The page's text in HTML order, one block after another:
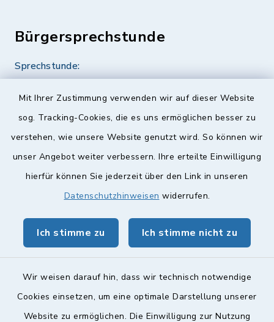
Mit Ihrer Zustimmung verwenden wir auf dieser Website
sog. Tracking-Cookies, die es uns ermöglichen besser zu
verstehen, wie unsere Website genutzt wird. So können wir
unser Angebot weiter verbessern. Ihre erteilte Einwilligung
hierfür können Sie jederzeit über den Link in unseren
Datenschutzhinweisen widerrufen.
Ich stimme zu Ich stimme nicht zu
Wir weisen darauf hin, dass wir technisch notwendige
Cookies einsetzen, um eine optimale Darstellung unserer
Website zu ermöglichen. Die Einwilligung zur Nutzung
Bürgersprechstunde
Sprechstunde:
Quicklinks
Landkreis Lichtenfels
geoPortal Lichtenfels